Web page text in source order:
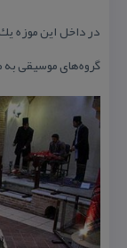
در داخل این موزه
گروه‌های موسیقی به